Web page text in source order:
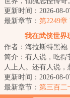
更新时间：2026-08-
最新章节： 第2249章
我在武侠世界
作者：海拉斯特黑袍
简介：有人说，吃得
人上人。还有人说，
手就必须耐得住寂寞
日复一日枯燥的...
更新时间：2026-08-
最新章节： 第三百二